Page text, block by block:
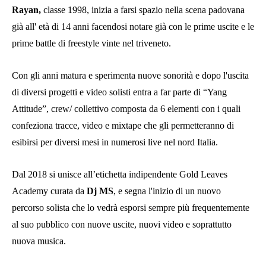
Rayan, classe 1998, inizia a farsi spazio nella scena padovana
già all' età di 14 anni facendosi notare già con le prime uscite e le
prime battle di freestyle vinte nel triveneto.
Con gli anni matura e sperimenta nuove sonorità e dopo l'uscita
di diversi progetti e video solisti entra a far parte di “Yang
Attitude”, crew/ collettivo composta da 6 elementi con i quali
confeziona tracce, video e mixtape che gli permetteranno di
esibirsi per diversi mesi in numerosi live nel nord Italia.
Dal 2018 si unisce all’etichetta indipendente Gold Leaves
Academy curata da Dj MS, e segna l'inizio di un nuovo
percorso solista che lo vedrà esporsi sempre più frequentemente
al suo pubblico con nuove uscite, nuovi video e soprattutto
nuova musica.